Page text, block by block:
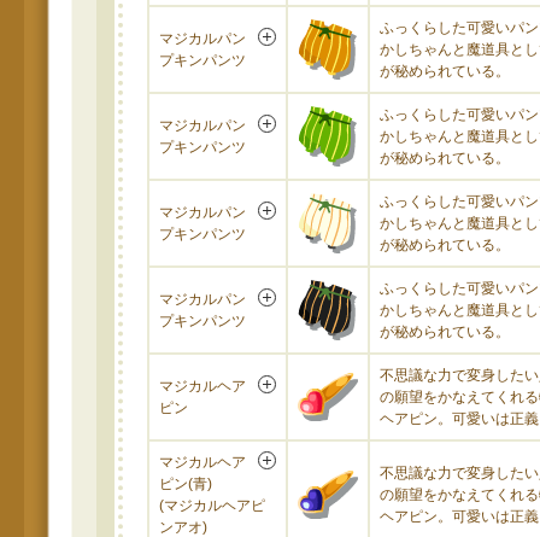
マジカルパン
プキンパンツ
ふっくらした可愛いパ
かしちゃんと魔道具と
が秘められている。
マジカルパン
プキンパンツ
ふっくらした可愛いパ
かしちゃんと魔道具と
が秘められている。
マジカルパン
プキンパンツ
ふっくらした可愛いパ
かしちゃんと魔道具と
が秘められている。
マジカルパン
プキンパンツ
ふっくらした可愛いパ
かしちゃんと魔道具と
が秘められている。
マジカルヘア
ピン
不思議な力で変身した
の願望をかなえてくれ
ヘアピン。可愛いは正
マジカルヘア
ピン(青)
(マジカルヘアピ
ンアオ)
不思議な力で変身した
の願望をかなえてくれ
ヘアピン。可愛いは正